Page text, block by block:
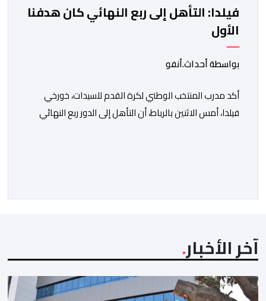
فيلدا: التأهل إلى ربع النهائي كان هدفنا
الأول
بواسطة أحداث.أنفو
أكد مدرب المنتخب الوطني لكرة القدم للسيدات، خورخي
فيلدا، أمس الاثنين بالرباط، أن التأهل إلى الدور ربع النهائي
أن لاعبات […]
آخر الأخبار